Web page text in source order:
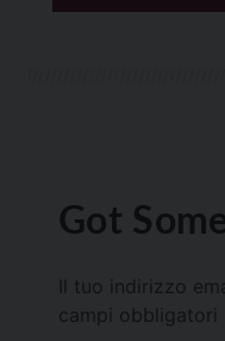
Got
Il tuo indirizzo
campi obbligatori